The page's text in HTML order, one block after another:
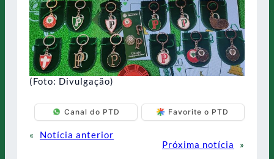
(Foto: Divulgação)
Canal do PTD Favorite o PTD
«
Notícia anterior
Próxima notícia
»